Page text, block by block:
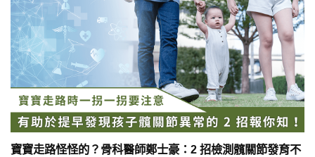
寶寶走路怪怪的？骨科醫師鄭士豪：2 招檢測髖關節發育不